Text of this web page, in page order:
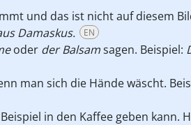
und das ist nicht auf diesem
Damaskus. EN
oder der Balsamsagen. Beispiel:
man sich die Hände wäscht.
in den Kaffee geben kann.